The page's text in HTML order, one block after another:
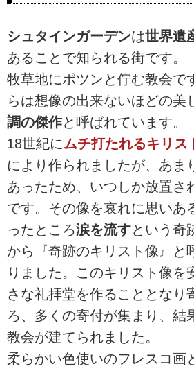
シュタインガーデンは世界遺
あることで知られる街です。
牧草地にポツンと佇む教会で
らは想像の出来ないほどの美
調の傑作と呼ばれています。
18世紀にムチ打たれるキリス
により作られましたが、あま
あったため、いつしか放置さ
です。その像を哀れに思いあ
ったところ涙を流すという奇
から『奇跡のキリスト像』と
りました。このキリスト像を
さな礼拝堂を作ることとなり
ろ、多くの寄付が集まり、結
教会が建てられました。
柔らかい色使いのフレスコ画